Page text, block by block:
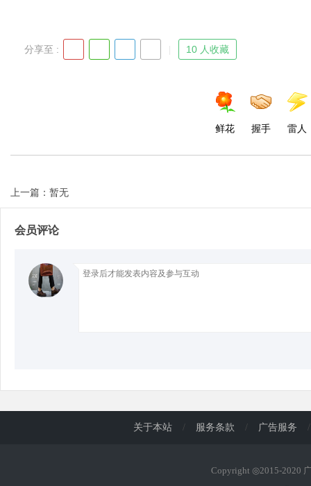
分享至 : 10 人收藏
鲜花 握手 雷人
上一篇：暂无
会员评论
关于本站 / 服务条款 / 广告服务 /
Copyright ◎2015-2020